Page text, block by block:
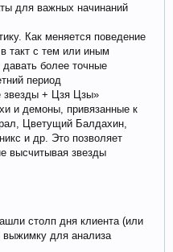
для важных начинаний
Как меняется поведение
такт с тем или иным
более точные
период
звезды + Цзя Цзы»
и демоны, привязанные к
Цветущий Балдахин,
и др. Это позволяет
высчитывая звезды
столп дня клиента (или
для анализа